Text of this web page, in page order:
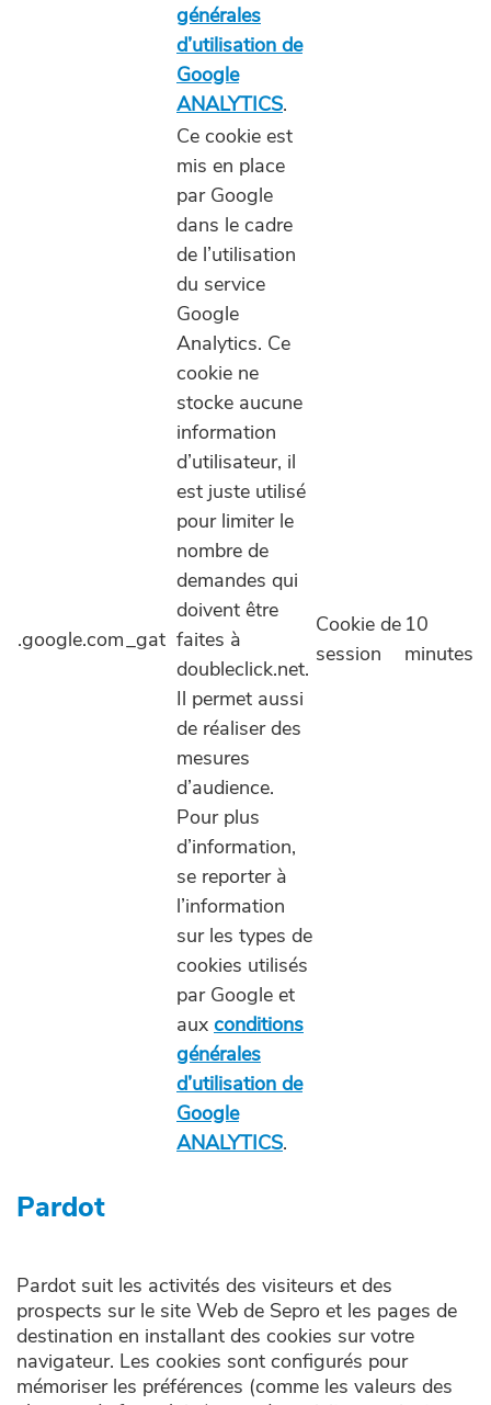
générales
d’utilisation de
Google
ANALYTICS.
.google.com_gat
Ce cookie est
mis en place
par Google
dans le cadre
de l’utilisation
du service
Google
Analytics. Ce
cookie ne
stocke aucune
information
d’utilisateur, il
est juste utilisé
pour limiter le
nombre de
demandes qui
doivent être
faites à
doubleclick.net.
Il permet aussi
de réaliser des
mesures
d’audience.
Pour plus
d’information,
se reporter à
l’information
sur les types de
cookies utilisés
par Google et
aux conditions
générales
d’utilisation de
Google
ANALYTICS.
Cookie de
session
10
minutes
Pardot
Pardot suit les activités des visiteurs et des
prospects sur le site Web de Sepro et les pages de
destination en installant des cookies sur votre
navigateur. Les cookies sont configurés pour
mémoriser les préférences (comme les valeurs des